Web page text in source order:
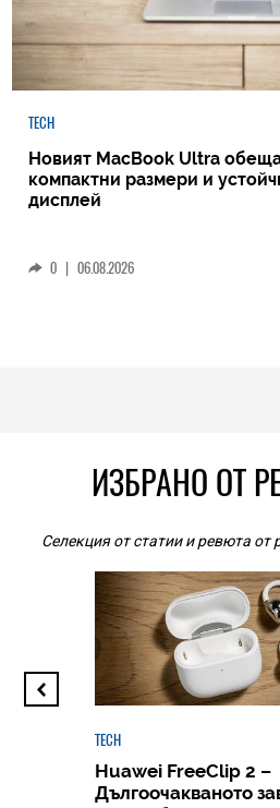
TECH
Новият MacBook Ultra
компактни размери и
дисплей
0 | 06.08.2026
ИЗБРАНО ОТ
Селекция от статии и ревюта от
TECH
Huawei FreeClip 2 –
Дългоочакваното